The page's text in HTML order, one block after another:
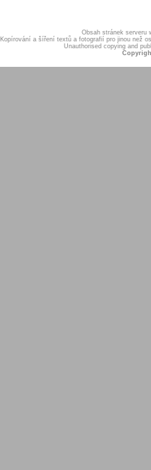
Obsah stránek serveru
Kopírování a šíření textů a fotografií pro jinou než
Unauthorised copying and